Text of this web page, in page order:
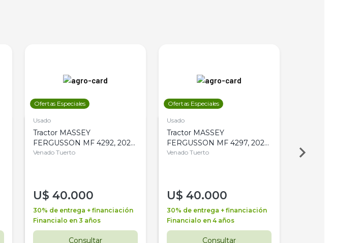
Ofertas Especiales
Usado
Tractor MASSEY
FERGUSSON MF 4292, 2020,
4WD, PATON
Venado Tuerto
U$ 40.000
30% de entrega + financiación
Financialo en 3 años
Consultar
Ofertas Especiales
Usado
Tractor MASSEY
FERGUSSON MF 4297, 2020,
4WD, PATON
Venado Tuerto
U$ 40.000
30% de entrega + financiación
Financialo en 4 años
Consultar
Venado Tuerto